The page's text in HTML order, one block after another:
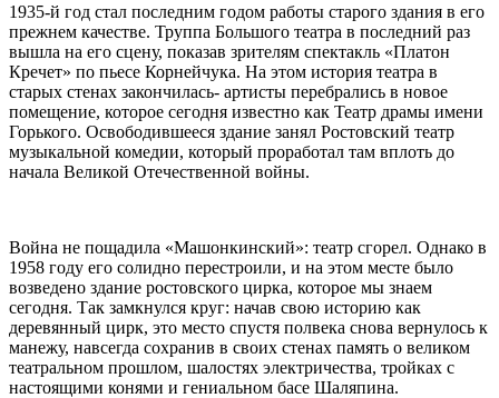
1935-й год стал последним годом работы старого здания в его
прежнем качестве. Труппа Большого театра в последний раз
вышла на его сцену, показав зрителям спектакль «Платон
Кречет» по пьесе Корнейчука. На этом история театра в
старых стенах закончилась- артисты перебрались в новое
помещение, которое сегодня известно как Театр драмы имени
Горького. Освободившееся здание занял Ростовский театр
музыкальной комедии, который проработал там вплоть до
начала Великой Отечественной войны.
Война не пощадила «Машонкинский»: театр сгорел. Однако в
1958 году его солидно перестроили, и на этом месте было
возведено здание ростовского цирка, которое мы знаем
сегодня. Так замкнулся круг: начав свою историю как
деревянный цирк, это место спустя полвека снова вернулось к
манежу, навсегда сохранив в своих стенах память о великом
театральном прошлом, шалостях электричества, тройках с
настоящими конями и гениальном басе Шаляпина.